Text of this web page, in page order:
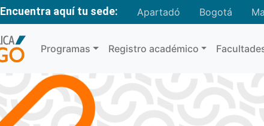
Encuentra aquí tu sede: Apartadó Bogotá
Programas Registro académico